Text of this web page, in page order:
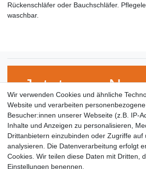
Rückenschläfer oder Bauchschläfer.
waschbar.
Jetzt zum
VORNAME NACHNAME
Wir verwenden Cookies und ähnliche
Website und verarbeiten
Besucher:innen unserer Webseite (z.B. IP-
Inhalte und Anzeigen zu personalisieren,
Drittanbietern einzubinden oder Zugriffe auf
analysieren. Die Datenverarbeitung erfolgt
Cookies. Wir teilen diese Daten mit Dritten,
Einstellungen benennen.